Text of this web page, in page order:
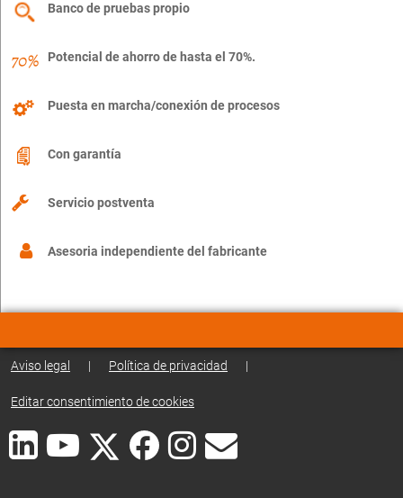
Banco de pruebas propio
Potencial de ahorro de hasta el 70%.
Puesta en marcha/conexión de procesos
Con garantía
Servicio postventa
Asesoria independiente del fabricante
Aviso legal | Política de privacidad |
Editar consentimiento de cookies